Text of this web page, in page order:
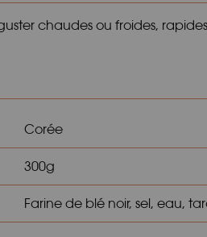
chaudes ou froides,
Corée
300g
Farine de blé noir, sel, eau,